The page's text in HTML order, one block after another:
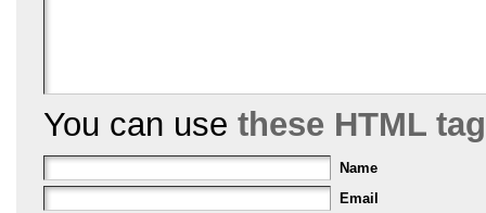
You can use these HTML
Name
Email